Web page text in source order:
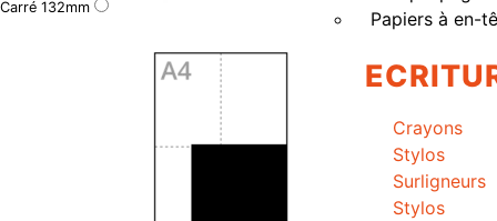
Papiers à en-
Crayons
Stylos
Surligneurs
Stylos
Carré 132mm